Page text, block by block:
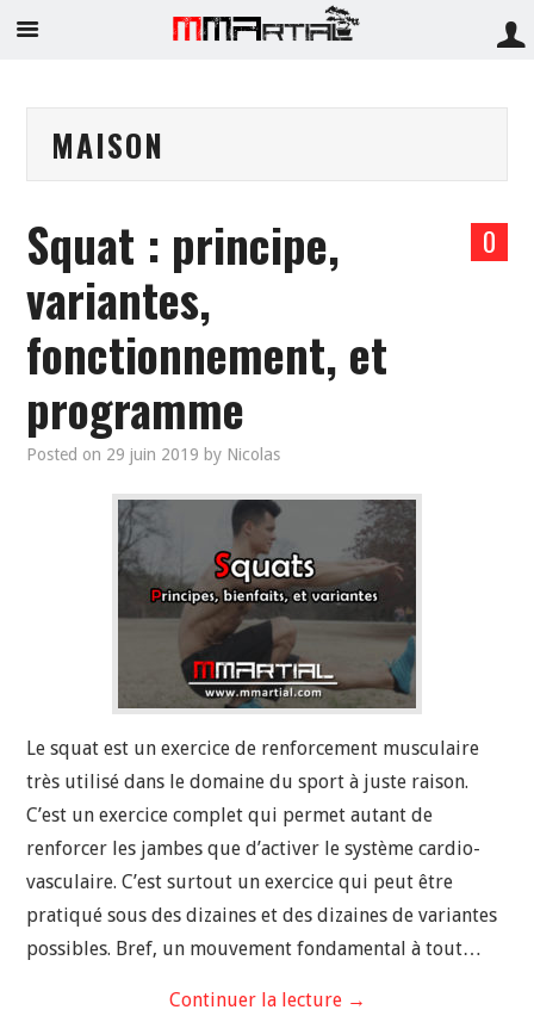
MAISON
0
Squat : principe,
variantes,
fonctionnement, et
programme
Posted on 29 juin 2019 by Nicolas
Le squat est un exercice de renforcement musculaire
très utilisé dans le domaine du sport à juste raison.
C’est un exercice complet qui permet autant de
renforcer les jambes que d’activer le système cardio-
vasculaire. C’est surtout un exercice qui peut être
pratiqué sous des dizaines et des dizaines de variantes
possibles. Bref, un mouvement fondamental à tout…
Continuer la lecture →